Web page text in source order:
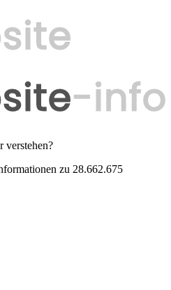
verstehen?
zu 28.662.675